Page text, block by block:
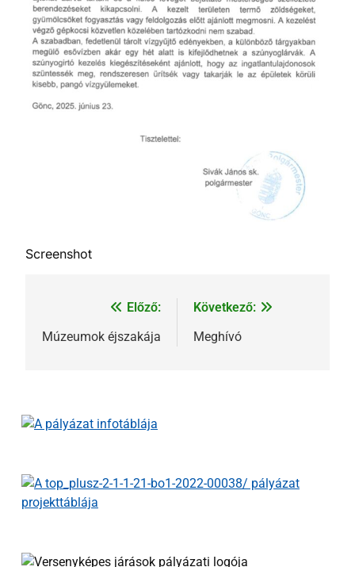
Screenshot
Előző:
Múzeumok éjszakája
Következő:
Meghívó